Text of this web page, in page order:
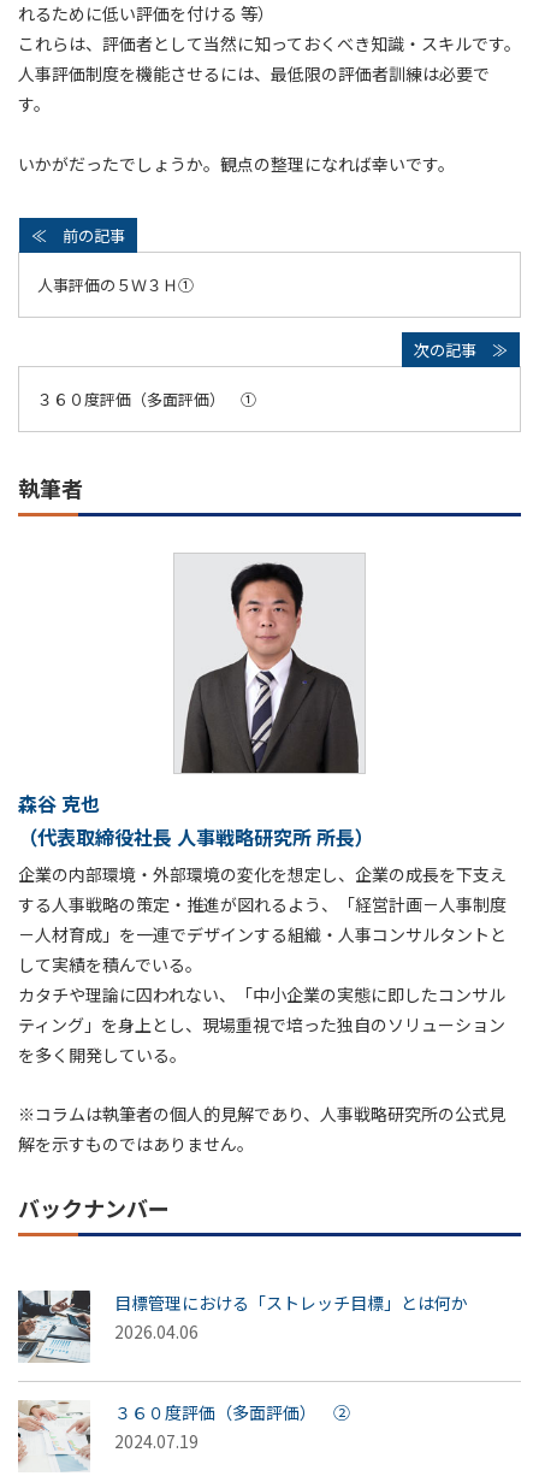
れるために低い評価を付ける 等）
これらは、評価者として当然に知っておくべき知識・スキルです。
人事評価制度を機能させるには、最低限の評価者訓練は必要で
す。
いかがだったでしょうか。観点の整理になれば幸いです。
人事評価の５Ｗ３Ｈ①
３６０度評価（多面評価） ①
執筆者
森谷 克也
（代表取締役社長 人事戦略研究所 所長）
企業の内部環境・外部環境の変化を想定し、企業の成長を下支え
する人事戦略の策定・推進が図れるよう、「経営計画－人事制度
－人材育成」を一連でデザインする組織・人事コンサルタントと
して実績を積んでいる。
カタチや理論に囚われない、「中小企業の実態に即したコンサル
ティング」を身上とし、現場重視で培った独自のソリューション
を多く開発している。
※コラムは執筆者の個人的見解であり、人事戦略研究所の公式見
解を示すものではありません。
バックナンバー
目標管理における「ストレッチ目標」とは何か
2026.04.06
３６０度評価（多面評価） ②
2024.07.19